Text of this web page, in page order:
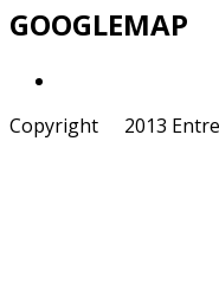
GOOGLEMAP
Copyright 2013